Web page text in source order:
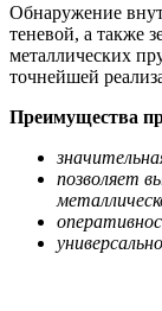
Обнаружение
теневой, а также
металлических
точнейшей
Преимущества
позволяет